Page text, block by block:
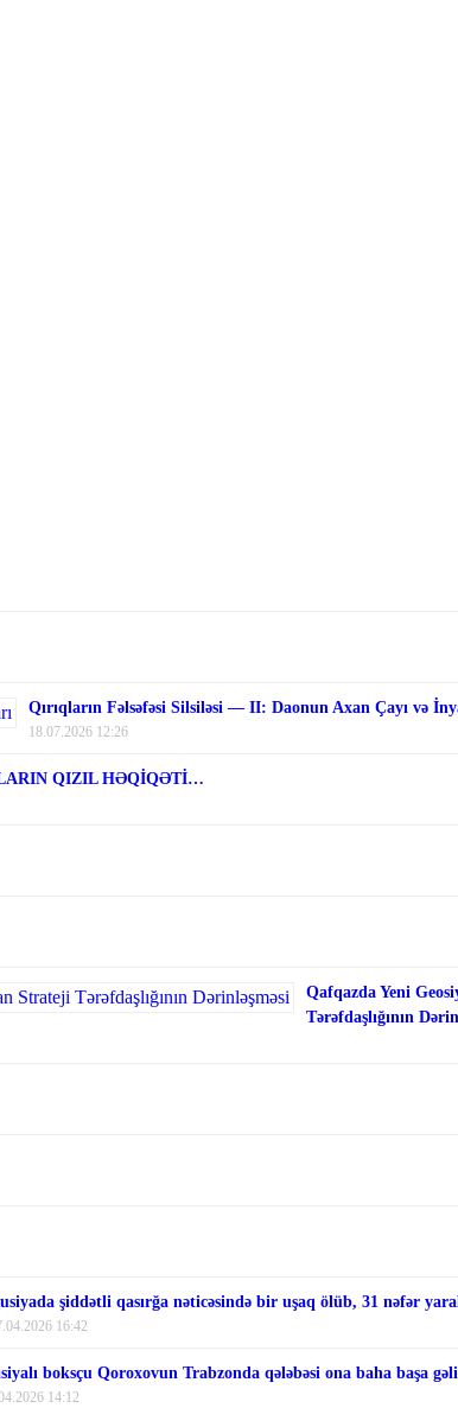
Qırıqların Fəlsəfəsi Silsiləsi — II: Daonun Axan Çayı və
18.07.2026 12:26
QIZIL HƏQİQƏTİ…
Qafqazda Yeni
Tərəfdaşlığının
şiddətli qasırğa nəticəsində bir uşaq ölüb, 31 nəfər
16:42
boksçu Qoroxovun Trabzonda qələbəsi ona baha başa
14:12